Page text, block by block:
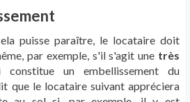
puisse paraître, le locataire doit
par exemple, s'il s'agit une très
constitue un embellissement du
que le locataire suivant appréciera